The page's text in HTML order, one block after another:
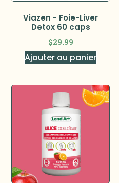
Viazen - Foie-Liver
Detox 60 caps
$29.99
Ajouter au panier